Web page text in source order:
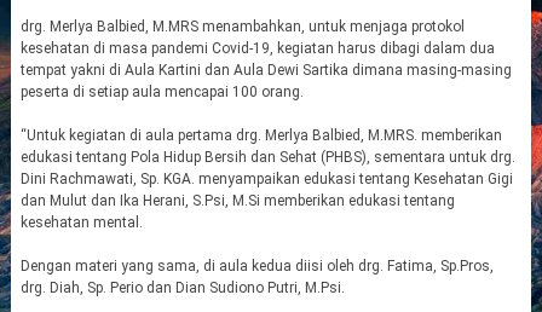
drg. Merlya Balbied, M.MRS menambahkan, untuk menjaga protokol
kesehatan di masa pandemi Covid-19, kegiatan harus dibagi dalam dua
tempat yakni di Aula Kartini dan Aula Dewi Sartika dimana masing-masing
peserta di setiap aula mencapai 100 orang.
“Untuk kegiatan di aula pertama drg. Merlya Balbied, M.MRS. memberikan
edukasi tentang Pola Hidup Bersih dan Sehat (PHBS), sementara untuk drg.
Dini Rachmawati, Sp. KGA. menyampaikan edukasi tentang Kesehatan Gigi
dan Mulut dan Ika Herani, S.Psi, M.Si memberikan edukasi tentang
kesehatan mental.
Dengan materi yang sama, di aula kedua diisi oleh drg. Fatima, Sp.Pros,
drg. Diah, Sp. Perio dan Dian Sudiono Putri, M.Psi.